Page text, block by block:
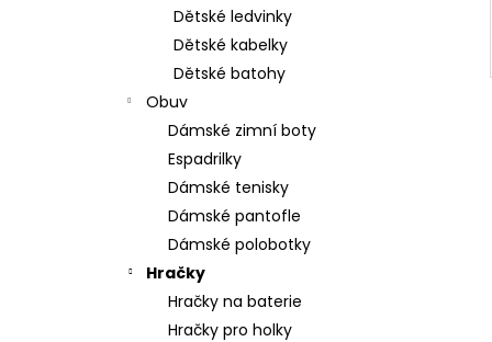
Dětské ledvinky
Dětské kabelky
Dětské batohy
Obuv
Dámské zimní boty
Espadrilky
Dámské tenisky
Dámské pantofle
Dámské polobotky
Hračky
Hračky na baterie
Hračky pro holky